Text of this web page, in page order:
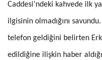
Caddesi’ndeki kahvede ilk
ilgisinin olmadığını
telefon geldiğini belirten
edildiğine ilişkin haber